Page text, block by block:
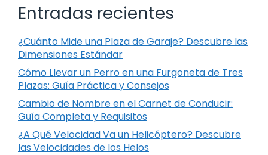
Entradas recientes
¿Cuánto Mide una Plaza de Garaje? Descubre las
Dimensiones Estándar
Cómo Llevar un Perro en una Furgoneta de Tres
Plazas: Guía Práctica y Consejos
Cambio de Nombre en el Carnet de Conducir:
Guía Completa y Requisitos
¿A Qué Velocidad Va un Helicóptero? Descubre
las Velocidades de los Helos